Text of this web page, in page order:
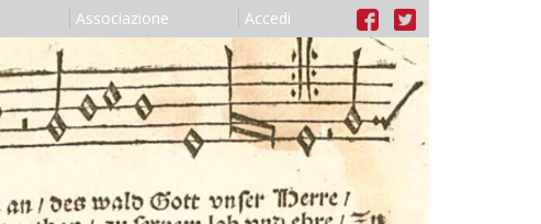
Associazione Accedi